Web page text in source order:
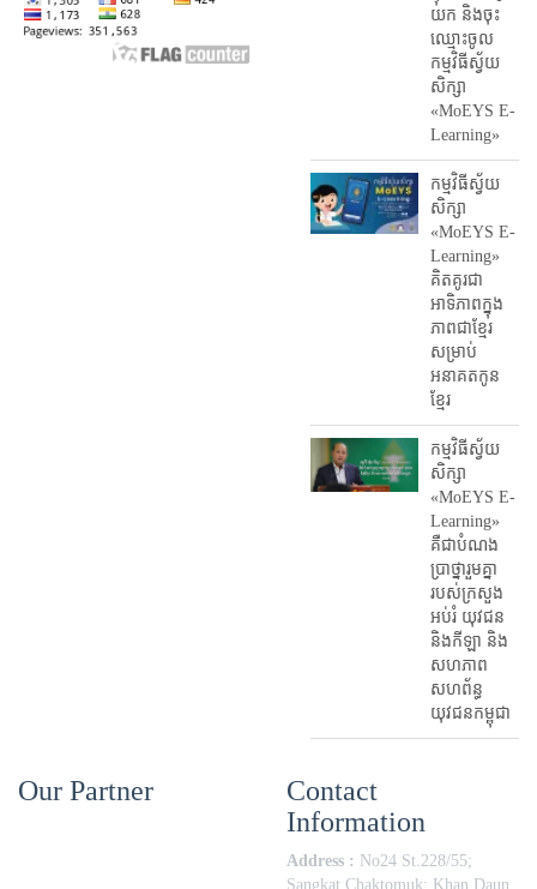
យក និង​ចុះ​
ឈ្មោះ​ចូល​
កម្មវិធី​ស្វ័យ
សិក្សា
«MoEYS E-
Learning»
កម្មវិធីស្វ័យ
សិក្សា
«MoEYS E-
Learning»
គិតគូរជា
អាទិភាពក្នុង
ភាពជាខ្មែរ
សម្រាប់
អនាគតកូន
ខ្មែរ
កម្មវិធីស្វ័យ
សិក្សា
«MoEYS E-
Learning»
គឺជាបំណង
ប្រាថ្នារួមគ្នា
របស់ក្រសួង
អប់រំ​ យុវជន
និងកីឡា និង
សហភាព
សហព័ន្ធ
យុវជនកម្ពុជា
Our Partner
Contact
Information
Address : No24 St.228/55;
Sangkat Chaktomuk; Khan Daun